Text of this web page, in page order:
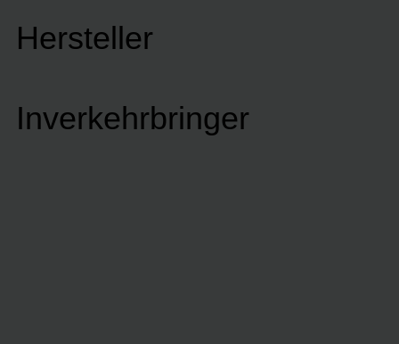
Hersteller
Inverkehrbringer